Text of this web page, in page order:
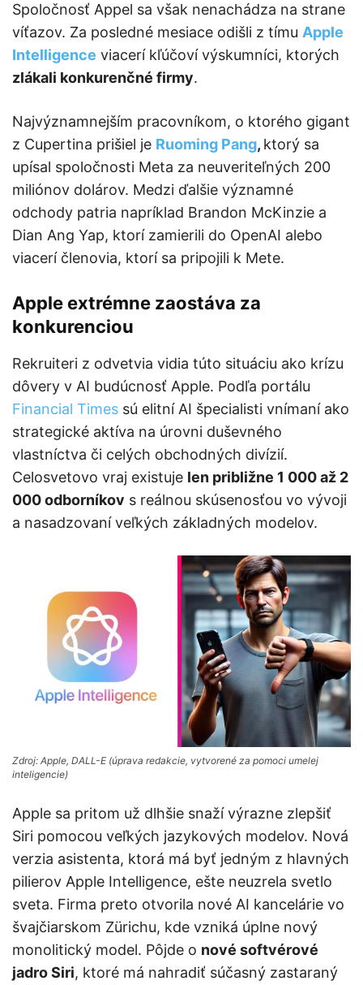
Spoločnosť Appel sa však nenachádza na strane
víťazov. Za posledné mesiace odišli z tímu Apple
Intelligence viacerí kľúčoví výskumníci, ktorých
zlákali konkurenčné firmy.
Najvýznamnejším pracovníkom, o ktorého gigant
z Cupertina prišiel je Ruoming Pang, ktorý sa
upísal spoločnosti Meta za neuveriteľných 200
miliónov dolárov. Medzi ďalšie významné
odchody patria napríklad Brandon McKinzie a
Dian Ang Yap, ktorí zamierili do OpenAI alebo
viacerí členovia, ktorí sa pripojili k Mete.
Apple extrémne zaostáva za
konkurenciou
Rekruiteri z odvetvia vidia túto situáciu ako krízu
dôvery v AI budúcnosť Apple. Podľa portálu
Financial Times sú elitní AI špecialisti vnímaní ako
strategické aktíva na úrovni duševného
vlastníctva či celých obchodných divízií.
Celosvetovo vraj existuje len približne 1 000 až 2
000 odborníkov s reálnou skúsenosťou vo vývoji
a nasadzovaní veľkých základných modelov.
Zdroj: Apple, DALL-E (úprava redakcie, vytvorené za pomoci umelej
inteligencie)
Apple sa pritom už dlhšie snaží výrazne zlepšiť
Siri pomocou veľkých jazykových modelov. Nová
verzia asistenta, ktorá má byť jedným z hlavných
pilierov Apple Intelligence, ešte neuzrela svetlo
sveta. Firma preto otvorila nové AI kancelárie vo
švajčiarskom Zürichu, kde vzniká úplne nový
monolitický model. Pôjde o nové softvérové
jadro Siri, ktoré má nahradiť súčasný zastaraný